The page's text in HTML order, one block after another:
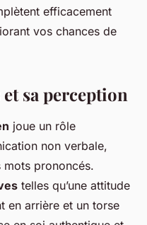
efficacement
vos chances de
sa perception
joue un rôle
non verbale,
mots prononcés.
telles qu’une attitude
en arrière et un torse